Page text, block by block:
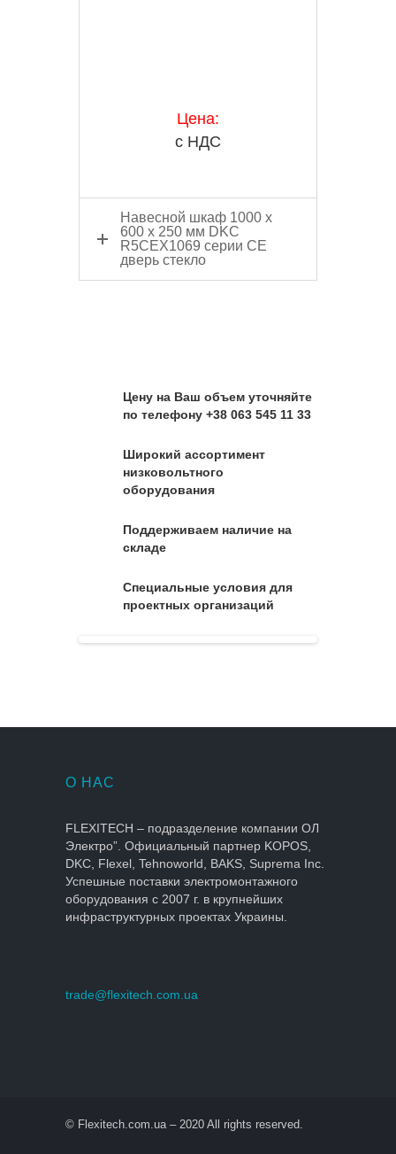
Цена:
с НДС
Навесной шкаф 1000 x
600 x 250 мм DKC
R5CEX1069 серии CE
дверь стекло
Цену на Ваш объем уточняйте
по телефону +38 063 545 11 33
Широкий ассортимент
низковольтного
оборудования
Поддерживаем наличие на
складе
Специальные условия для
проектных организаций
О НАС
FLEXITECH – подразделение компании ОЛ
Электро”. Официальный партнер KOPOS,
DKC, Flexel, Tehnoworld, BAKS, Suprema Inc.
Успешные поставки электромонтажного
оборудования с 2007 г. в крупнейших
инфраструктурных проектах Украины.
trade@flexitech.com.ua
© Flexitech.com.ua – 2020 All rights reserved.